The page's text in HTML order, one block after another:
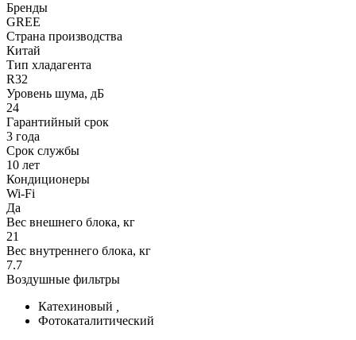
Бренды
GREE
Страна производства
Китай
Тип хладагента
R32
Уровень шума, дБ
24
Гарантийный срок
3 года
Срок службы
10 лет
Кондиционеры
Wi-Fi
Да
Вес внешнего блока, кг
21
Вес внутреннего блока, кг
7.7
Воздушные фильтры
Катехиновый
Фотокаталитический